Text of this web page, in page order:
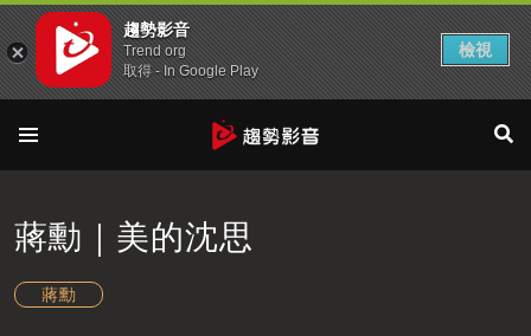
蔣勳｜美的沈思
蔣勳
趨勢影音
Trend org
取得 - In Google Play
檢視